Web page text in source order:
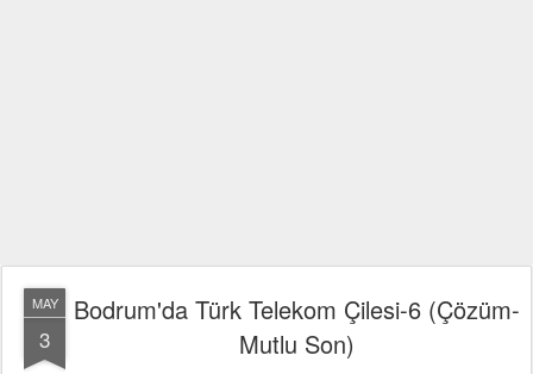
MAY
3
Bodrum'da Türk Telekom Çilesi-6 (Çözüm-
Mutlu Son)